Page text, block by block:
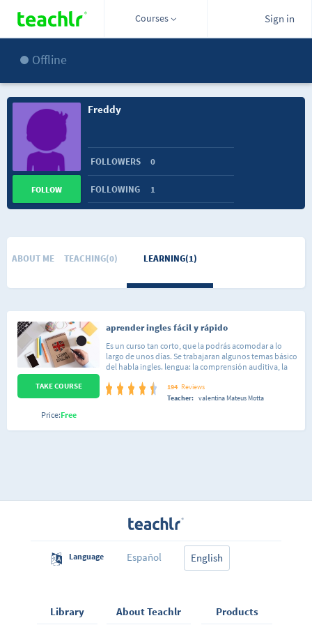
Courses Sign in
Offline
Freddy
FOLLOWERS 0
FOLLOWING 1
FOLLOW
ABOUT ME TEACHING(0) LEARNING(1)
aprender ingles fácil y rápido
Es un curso tan corto, que la podrás acomodar a lo
largo de unos días. Se trabajaran algunos temas básico
del habla ingles. lengua: la comprensión auditiva, la
participación activa del alumno. curso de trabajo: no?
presenciales. el alumno llega a ser capaz de
194 Reviews
Teacher: valentina Mateus Motta
TAKE COURSE
Price:Free
Language Español English
Library About Teachlr Products